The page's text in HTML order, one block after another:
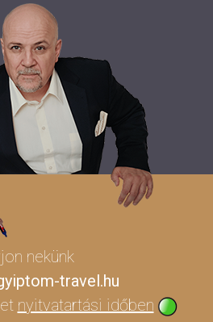
nekünk
travel.hu
nyitvatartási időben